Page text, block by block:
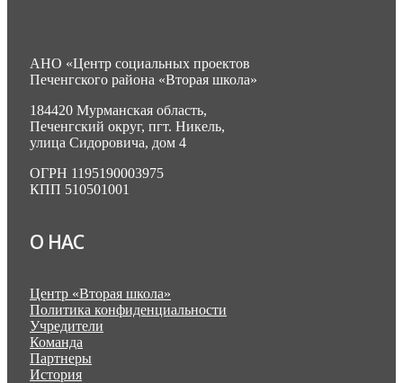
АНО «Центр социальных проектов
Печенгского района «Вторая школа»
184420 Мурманская область,
Печенгский округ, пгт. Никель,
улица Сидоровича, дом 4
ОГРН 1195190003975
КПП 510501001
О НАС
Центр «Вторая школа»
Политика конфиденциальности
Учредители
Команда
Партнеры
История